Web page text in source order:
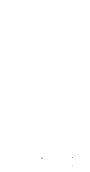
J V S
1